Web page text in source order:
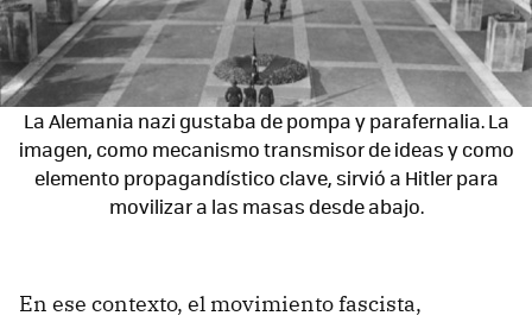
La Alemania nazi gustaba de pompa y parafernalia. La
imagen, como mecanismo transmisor de ideas y como
elemento propagandístico clave, sirvió a Hitler para
movilizar a las masas desde abajo.
En ese contexto, el movimiento fascista,